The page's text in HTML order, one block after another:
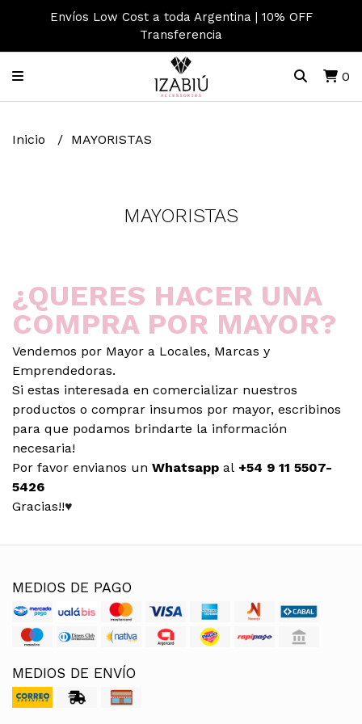
Envíos Low Cost a toda Argentina | 10% OFF
Transferencia
0
Inicio MAYORISTAS
MAYORISTAS
¿QUERES HACER UNA
COMPRA POR MAYOR?
Vendemos por Mayor a Locales, Marcas y
Emprendedoras.
Si estas interesada en comercializar nuestros
productos o comprar insumos por mayor, escribinos
para que podamos brindarte la información
necesaria!
Por favor envianos un Whatsapp al +54 9 11 5507-
5426
Gracias!!♥
MEDIOS DE PAGO
MEDIOS DE ENVÍO